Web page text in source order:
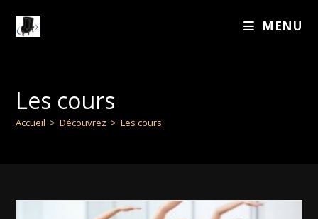
MENU
Les cours
Accueil > Découvrez > Les cours